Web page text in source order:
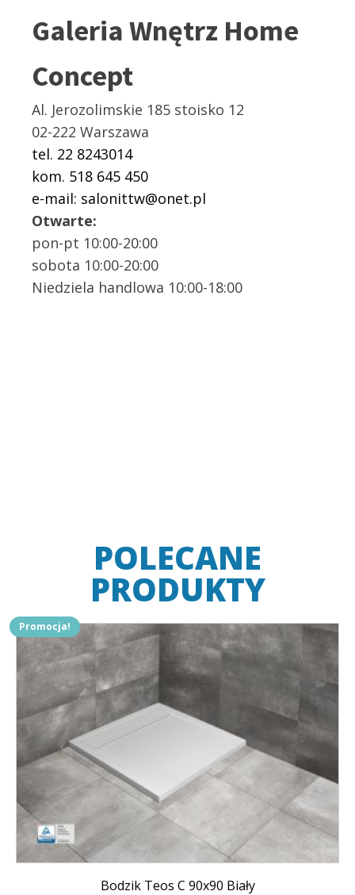
Galeria Wnętrz Home
Concept
Al. Jerozolimskie 185 stoisko 12
02-222 Warszawa
tel. 22 8243014
kom. 518 645 450
e-mail: salonittw@onet.pl
Otwarte:
pon-pt 10:00-20:00
sobota 10:00-20:00
Niedziela handlowa 10:00-18:00
POLECANE
PRODUKTY
Promocja!
Bodzik Teos C 90x90 Biały